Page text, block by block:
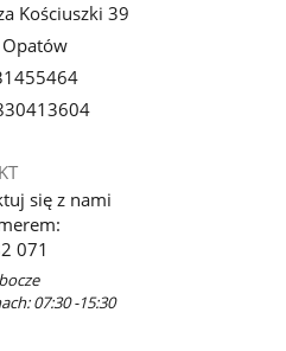
Kościuszki 39
się z nami
071
07:30 -15:30